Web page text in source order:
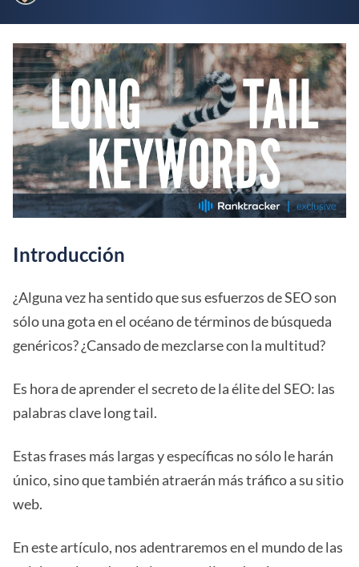
Introducción
¿Alguna vez ha sentido que sus esfuerzos de SEO son
sólo una gota en el océano de términos de búsqueda
genéricos? ¿Cansado de mezclarse con la multitud?
Es hora de aprender el secreto de la élite del SEO: las
palabras clave long tail.
Estas frases más largas y específicas no sólo le harán
único, sino que también atraerán más tráfico a su sitio
web.
En este artículo, nos adentraremos en el mundo de las